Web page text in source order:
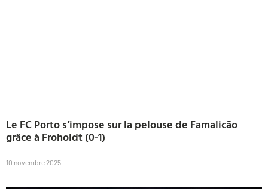
Le FC Porto s’impose sur la pelouse de Famalicão
grâce à Froholdt (0-1)
10 novembre 2025